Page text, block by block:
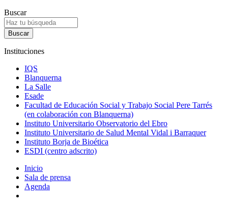
Buscar
Instituciones
IQS
Blanquerna
La Salle
Esade
Facultad de Educación Social y Trabajo Social Pere Tarrés
(en colaboración con Blanquerna)
Instituto Universitario Observatorio del Ebro
Instituto Universitario de Salud Mental Vidal i Barraquer
Instituto Borja de Bioética
ESDI (centro adscrito)
Inicio
Sala de prensa
Agenda